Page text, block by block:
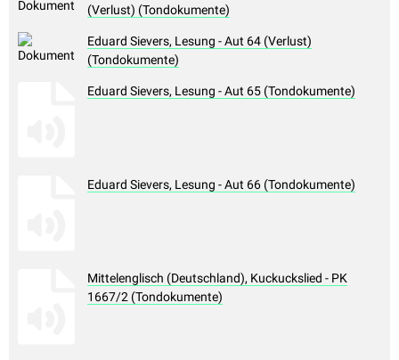
(Verlust) (Tondokumente)
Eduard Sievers, Lesung - Aut 64 (Verlust)
(Tondokumente)
Eduard Sievers, Lesung - Aut 65 (Tondokumente)
Eduard Sievers, Lesung - Aut 66 (Tondokumente)
Mittelenglisch (Deutschland), Kuckuckslied - PK
1667/2 (Tondokumente)